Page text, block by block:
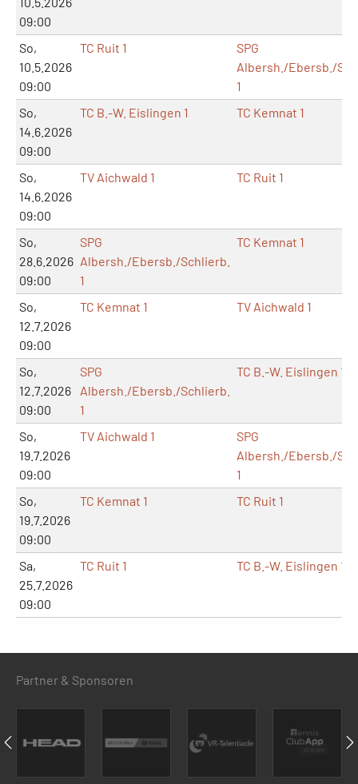
09:00
So,
10.5.2026
09:00
TC Ruit 1
SPG
Albersh./Ebersb./
1
So,
14.6.2026
09:00
TC B.-W. Eislingen 1 TC Kemnat 1
So,
14.6.2026
09:00
TV Aichwald 1 TC Ruit 1
So,
28.6.2026
09:00
SPG
Albersh./Ebersb./Schlierb.
1
TC Kemnat 1
So,
12.7.2026
09:00
TC Kemnat 1 TV Aichwald 1
So,
12.7.2026
09:00
SPG
Albersh./Ebersb./Schlierb.
1
TC B.-W. Eislingen 1
So,
19.7.2026
09:00
TV Aichwald 1
SPG
Albersh./Ebersb./
1
So,
19.7.2026
09:00
TC Kemnat 1 TC Ruit 1
Sa,
25.7.2026
09:00
TC Ruit 1 TC B.-W. Eislingen 1
Partner & Sponsoren